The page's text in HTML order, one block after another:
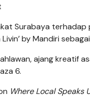
Surabaya
by Mandiri
ajang kreatif
6.
Where Local Speaks